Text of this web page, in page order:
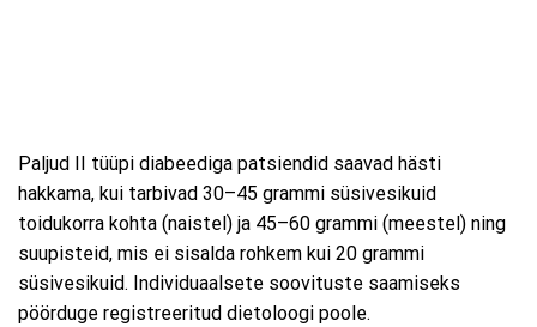
Paljud II tüüpi diabeediga patsiendid saavad hästi
hakkama, kui tarbivad 30–45 grammi süsivesikuid
toidukorra kohta (naistel) ja 45–60 grammi (meestel) ning
suupisteid, mis ei sisalda rohkem kui 20 grammi
süsivesikuid. Individuaalsete soovituste saamiseks
pöörduge registreeritud dietoloogi poole.